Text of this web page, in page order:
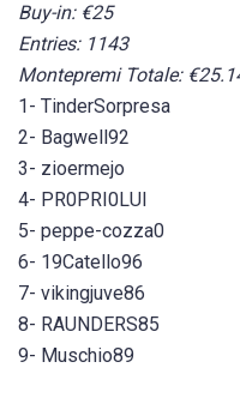
Buy-in: €25
Entries: 1143
Montepremi Totale:
1- TinderSorpresa
2- Bagwell92
3- zioermejo
4- PR0PRI0LUI
5- peppe-cozza0
6- 19Catello96
7- vikingjuve86
8- RAUNDERS85
9- Muschio89